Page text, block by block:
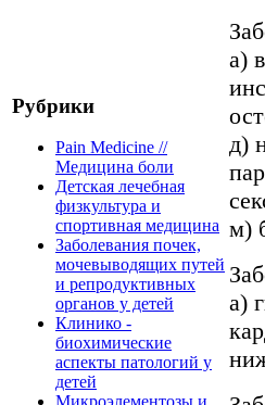
Рубрики
Pain Medicine //
Медицина боли
Детская лечебная
физкультура и
спортивная медицина
Заболевания почек,
мочевыводящих путей
и репродуктивных
органов у детей
Клинико -
биохимические
аспекты патологий у
детей
а)
д)
м)
а)